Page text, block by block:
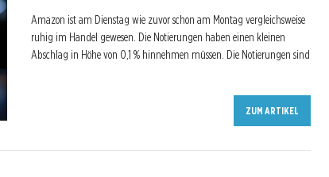
Amazon ist am Dienstag wie zuvor schon am Montag vergleichsweise
ruhig im Handel gewesen. Die Notierungen haben einen kleinen
Abschlag in Höhe von 0,1 % hinnehmen müssen. Die Notierungen sind
ZUM ARTIKEL